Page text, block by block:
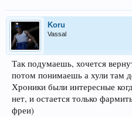
Koru
Vassal
Так подумаешь, хочется
потом понимаешь а хули там
Хроники были интересные
нет, и остается только
фреи)